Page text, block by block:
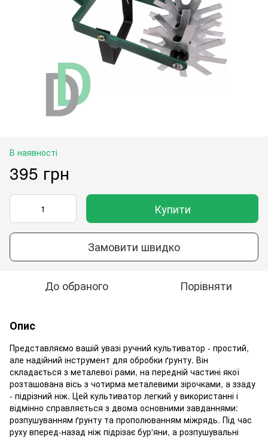
В наявності
395 грн
Купити
Замовити швидко
До обраного Порівняти
Опис
Представляємо вашій увазі ручний культиватор - простий,
але надійний інструмент для обробки ґрунту. Він
складається з металевої рами, на передній частині якої
розташована вісь з чотирма металевими зірочками, а ззаду
- підрізний ніж. Цей культиватор легкий у використанні і
відмінно справляється з двома основними завданнями:
розпушуванням ґрунту та прополюванням міжрядь. Під час
руху вперед-назад ніж підрізає бур'яни, а розпушувальні